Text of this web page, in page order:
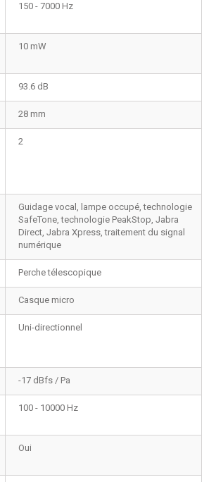
150 - 7000 Hz
10 mW
93.6 dB
28 mm
2
Guidage vocal, lampe occupé, technologie
SafeTone, technologie PeakStop, Jabra
Direct, Jabra Xpress, traitement du signal
numérique
Perche télescopique
Casque micro
Uni-directionnel
-17 dBfs / Pa
100 - 10000 Hz
Oui